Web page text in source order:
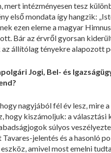
intézményesen tesz
mondata így hangzik:
ezen eleme a magyar
Bár az érvről gyorsan
állítólag tényekre alapozott
Jogi, Bel- és
nagyjából fél év lesz, mire
hogy kiszámoljuk: a
súlyos
jelentés és a hasonló
amivel most emelni